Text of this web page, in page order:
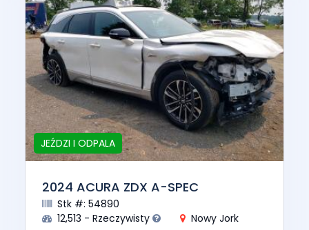
JEŹDZI I ODPALA
2024 ACURA ZDX A-SPEC
Stk #: 54890
12,513 - Rzeczywisty
Nowy Jork